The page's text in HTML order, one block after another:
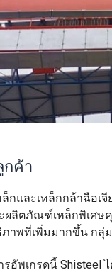
ค้า
กและเหล็กกล้าฉือเ
ผลิตภัณฑ์เหล็กพิเศษ
าพที่เพิ่มมากขึ้น กลุ่
อัพเกรดนี้ Shisteel